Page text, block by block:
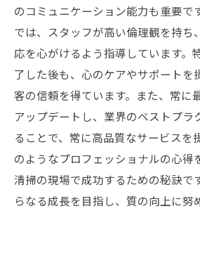
のコミュニケーション能力も重要で
では、スタッフが高い倫理観を持ち
応を心がけるよう指導しています。
了した後も、心のケアやサポートを
客の信頼を得ています。また、常に
アップデートし、業界のベストプラ
ることで、常に高品質なサービスを
のようなプロフェッショナルの心得
清掃の現場で成功するための秘訣で
らなる成長を目指し、質の向上に努